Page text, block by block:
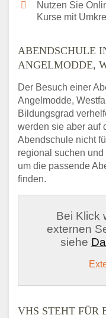
Nutzen Sie
Kurse mit
ABENDSCHULE
ANGELMODDE,
Der Besuch einer
Angelmodde,
Bildungsgrad
werden sie aber auf
Abendschule nicht
regional suchen
um die passende
finden.
Bei Klick
externen
siehe
VHS STEHT FÜR